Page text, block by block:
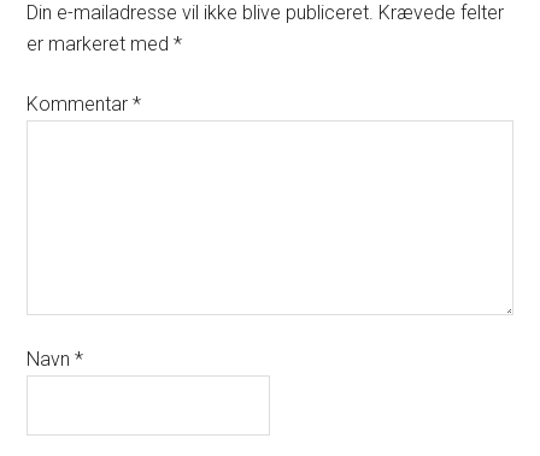
Din e-mailadresse vil ikke blive publiceret. Krævede felter
er markeret med*
Kommentar*
Navn*